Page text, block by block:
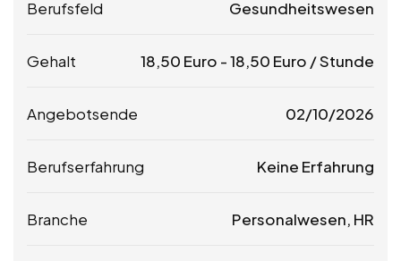
Berufsfeld Gesundheitswesen
Gehalt 18,50 Euro -18,50 Euro / Stunde
Angebotsende 02/10/2026
Berufserfahrung Keine Erfahrung
Branche Personalwesen, HR